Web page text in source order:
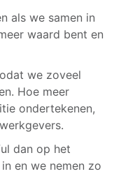
als we samen in
waard bent en
we zoveel
Hoe meer
ondertekenen,
dan op het
en we nemen zo